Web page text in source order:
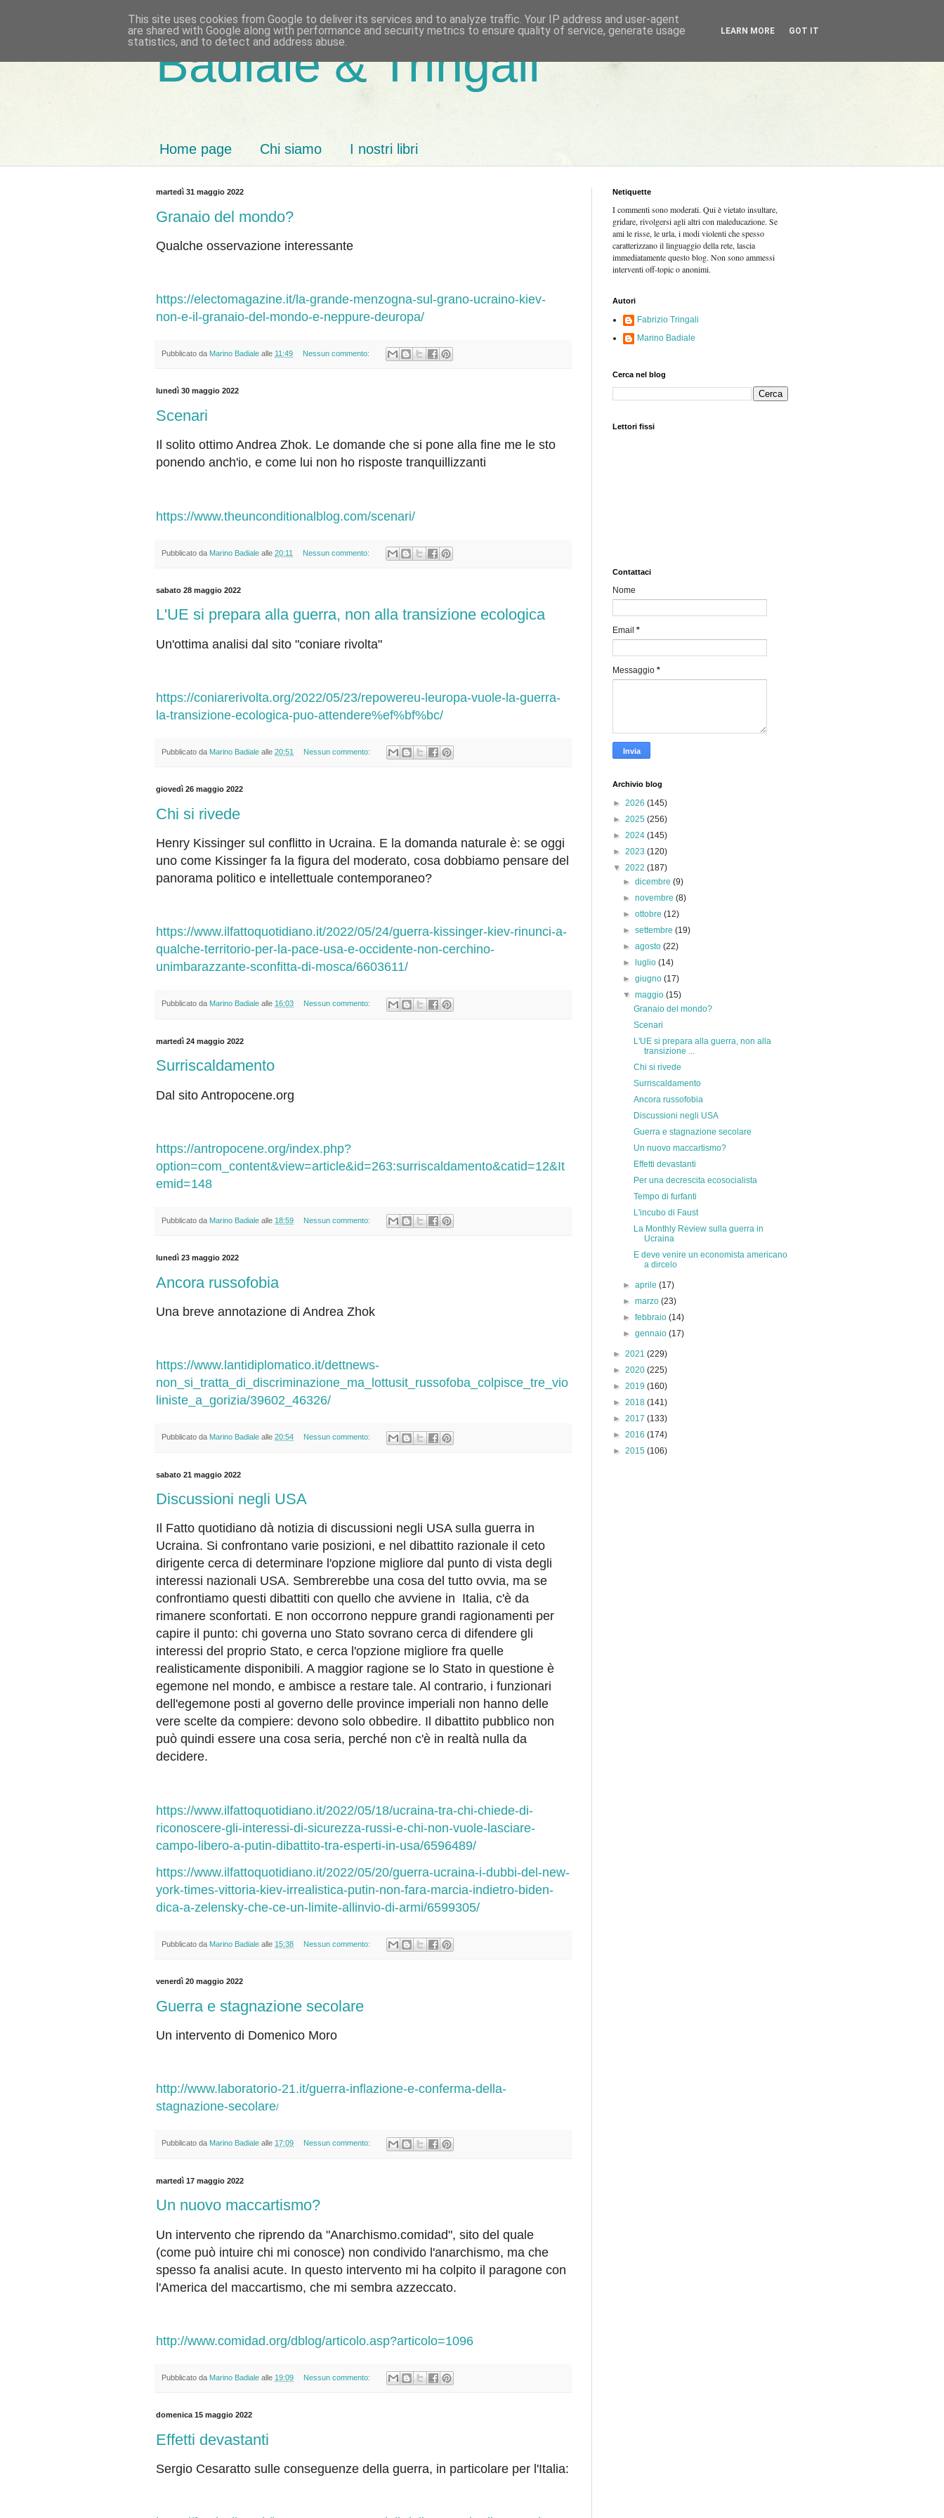
Badiale & Tringali
Home page Chi siamo I nostri libri
martedì 31 maggio 2022
Granaio del mondo?
Qualche osservazione interessante
https://electomagazine.it/la-grande-menzogna-sul-grano-ucraino-kiev-
non-e-il-granaio-del-mondo-e-neppure-deuropa/
Pubblicato da Marino Badiale alle 11:49 Nessun commento:
lunedì 30 maggio 2022
Scenari
Il solito ottimo Andrea Zhok. Le domande che si pone alla fine me le sto
ponendo anch'io, e come lui non ho risposte tranquillizzanti
https://www.theunconditionalblog.com/scenari/
Pubblicato da Marino Badiale alle 20:11 Nessun commento:
sabato 28 maggio 2022
L'UE si prepara alla guerra, non alla transizione ecologica
Un'ottima analisi dal sito "coniare rivolta"
https://coniarerivolta.org/2022/05/23/repowereu-leuropa-vuole-la-guerra-
la-transizione-ecologica-puo-attendere%ef%bf%bc/
Pubblicato da Marino Badiale alle 20:51 Nessun commento:
giovedì 26 maggio 2022
Chi si rivede
Henry Kissinger sul conflitto in Ucraina. E la domanda naturale è: se oggi
uno come Kissinger fa la figura del moderato, cosa dobbiamo pensare del
panorama politico e intellettuale contemporaneo?
https://www.ilfattoquotidiano.it/2022/05/24/guerra-kissinger-kiev-rinunci-a-
qualche-territorio-per-la-pace-usa-e-occidente-non-cerchino-
unimbarazzante-sconfitta-di-mosca/6603611/
Pubblicato da Marino Badiale alle 16:03 Nessun commento:
martedì 24 maggio 2022
Surriscaldamento
Dal sito Antropocene.org
https://antropocene.org/index.php?
option=com_content&view=article&id=263:surriscaldamento&catid=12&It
emid=148
Pubblicato da Marino Badiale alle 18:59 Nessun commento:
lunedì 23 maggio 2022
Ancora russofobia
Una breve annotazione di Andrea Zhok
https://www.lantidiplomatico.it/dettnews-
non_si_tratta_di_discriminazione_ma_lottusit_russofoba_colpisce_tre_vio
liniste_a_gorizia/39602_46326/
Pubblicato da Marino Badiale alle 20:54 Nessun commento:
sabato 21 maggio 2022
Discussioni negli USA
Il Fatto quotidiano dà notizia di discussioni negli USA sulla guerra in
Ucraina. Si confrontano varie posizioni, e nel dibattito razionale il ceto
dirigente cerca di determinare l'opzione migliore dal punto di vista degli
interessi nazionali USA. Sembrerebbe una cosa del tutto ovvia, ma se
confrontiamo questi dibattiti con quello che avviene in Italia, c'è da
rimanere sconfortati. E non occorrono neppure grandi ragionamenti per
capire il punto: chi governa uno Stato sovrano cerca di difendere gli
interessi del proprio Stato, e cerca l'opzione migliore fra quelle
realisticamente disponibili. A maggior ragione se lo Stato in questione è
egemone nel mondo, e ambisce a restare tale. Al contrario, i funzionari
dell'egemone posti al governo delle province imperiali non hanno delle
vere scelte da compiere: devono solo obbedire. Il dibattito pubblico non
può quindi essere una cosa seria, perché non c'è in realtà nulla da
decidere.
https://www.ilfattoquotidiano.it/2022/05/18/ucraina-tra-chi-chiede-di-
riconoscere-gli-interessi-di-sicurezza-russi-e-chi-non-vuole-lasciare-
campo-libero-a-putin-dibattito-tra-esperti-in-usa/6596489/
https://www.ilfattoquotidiano.it/2022/05/20/guerra-ucraina-i-dubbi-del-new-
york-times-vittoria-kiev-irrealistica-putin-non-fara-marcia-indietro-biden-
dica-a-zelensky-che-ce-un-limite-allinvio-di-armi/6599305/
Pubblicato da Marino Badiale alle 15:38 Nessun commento:
venerdì 20 maggio 2022
Guerra e stagnazione secolare
Un intervento di Domenico Moro
http://www.laboratorio-21.it/guerra-inflazione-e-conferma-della-
stagnazione-secolare/
Pubblicato da Marino Badiale alle 17:09 Nessun commento:
martedì 17 maggio 2022
Un nuovo maccartismo?
Un intervento che riprendo da "Anarchismo.comidad", sito del quale
(come può intuire chi mi conosce) non condivido l'anarchismo, ma che
spesso fa analisi acute. In questo intervento mi ha colpito il paragone con
l'America del maccartismo, che mi sembra azzeccato.
http://www.comidad.org/dblog/articolo.asp?articolo=1096
Pubblicato da Marino Badiale alle 19:09 Nessun commento:
domenica 15 maggio 2022
Effetti devastanti
Sergio Cesaratto sulle conseguenze della guerra, in particolare per l'Italia:
Netiquette
I commenti sono moderati. Qui è vietato insultare,
gridare, rivolgersi agli altri con maleducazione. Se
ami le risse, le urla, i modi violenti che spesso
caratterizzano il linguaggio della rete, lascia
immediatamente questo blog. Non sono ammessi
interventi off-topic o anonimi.
Autori
Fabrizio Tringali
Marino Badiale
Cerca nel blog
Lettori fissi
Contattaci
Nome
Email *
Messaggio *
Archivio blog
► 2026 (145)
► 2025 (256)
► 2024 (145)
► 2023 (120)
▼ 2022 (187)
►dicembre(9)
►novembre(8)
►ottobre(12)
►settembre(19)
►agosto(22)
►
luglio(14)
►giugno(17)
▼maggio(15)
Granaio del mondo?
Scenari
L'UE si prepara alla guerra, non alla
transizione ...
Chi si rivede
Surriscaldamento
Ancora russofobia
Discussioni negli USA
Guerra e stagnazione secolare
Un nuovo maccartismo?
Effetti devastanti
Per una decrescita ecosocialista
Tempo di furfanti
L'incubo di Faust
La Monthly Review sulla guerra in
Ucraina
E deve venire un economista americano
a dircelo
►aprile(17)
►marzo(23)
►febbraio(14)
►gennaio(17)
► 2021 (229)
► 2020 (225)
► 2019 (160)
► 2018 (141)
► 2017 (133)
► 2016 (174)
► 2015 (106)
This site uses cookies from Google to deliver its services and to analyze traffic. Your IP address and user-agent
are shared with Google along with performance and security metrics to ensure quality of service, generate usage
statistics, and to detect and address abuse.
LEARN MORE GOT IT